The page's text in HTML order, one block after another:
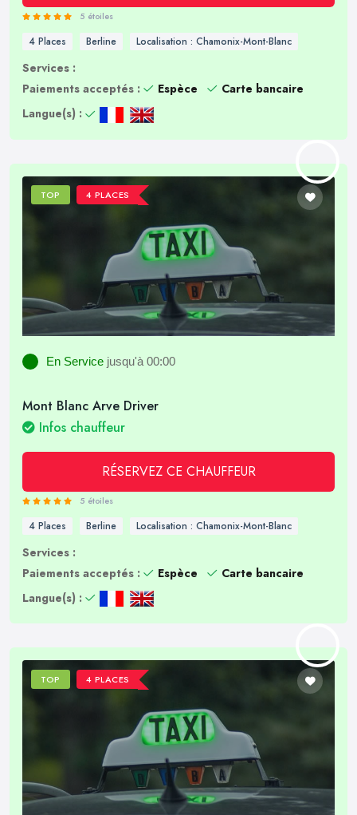
5 étoiles
4 Places Berline Localisation : Chamonix-Mont-Blanc
Services :
Paiements acceptés :
Espèce
Carte bancaire
Langue(s) :
TOP 4 PLACES
En Service jusqu'à 00:00
Mont Blanc Arve Driver
Infos chauffeur
RÉSERVEZ CE CHAUFFEUR
5 étoiles
4 Places Berline Localisation : Chamonix-Mont-Blanc
Services :
Paiements acceptés :
Espèce
Carte bancaire
Langue(s) :
TOP 4 PLACES